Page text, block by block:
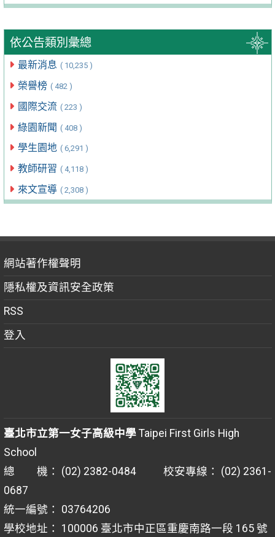
依公告類別彙總
最新消息 ( 10,235 )
榮譽榜 ( 482 )
國際交流 ( 223 )
綠園新聞 ( 408 )
學生園地 ( 6,291 )
教師研習 ( 4,118 )
來文宣導 ( 2,308 )
網站著作權聲明
隱私權及資訊安全政策
RSS
登入
臺北市立第一女子高級中學Taipei First Girls High
School
總 機： (02) 2382-0484 校安專線： (02) 2361-
0687
統一編號： 03764206
學校地址： 100006 臺北市中正區重慶南路一段 165 號